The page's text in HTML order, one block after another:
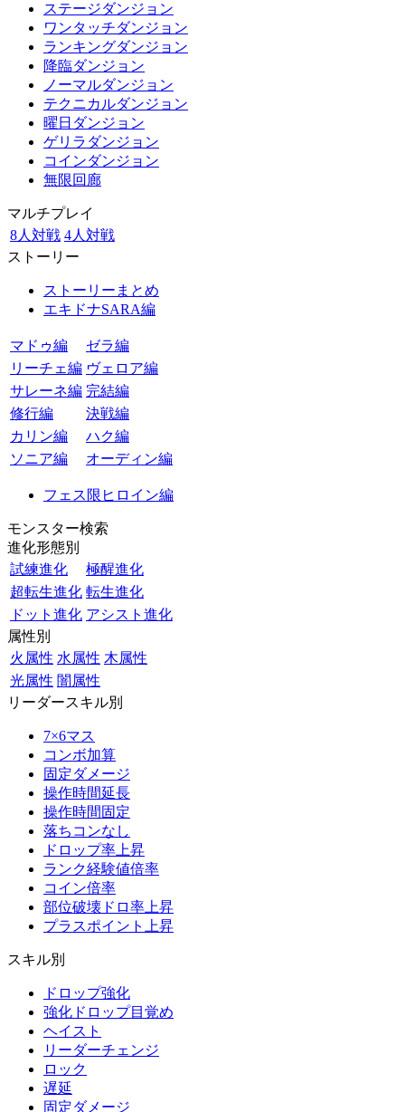
ステージダンジョン
ワンタッチダンジョン
ランキングダンジョン
降臨ダンジョン
ノーマルダンジョン
テクニカルダンジョン
曜日ダンジョン
ゲリラダンジョン
コインダンジョン
無限回廊
マルチプレイ
8人対戦 4人対戦
ストーリー
ストーリーまとめ
エキドナSARA編
マドゥ編
ゼラ編
リーチェ編 ヴェロア編
サレーネ編 完結編
修行編
決戦編
カリン編
ハク編
ソニア編
オーディン編
フェス限ヒロイン編
モンスター検索
進化形態別
試練進化
極醒進化
超転生進化 転生進化
ドット進化 アシスト進化
属性別
火属性 水属性 木属性
光属性 闇属性
リーダースキル別
7×6マス
コンボ加算
固定ダメージ
操作時間延長
操作時間固定
落ちコンなし
ドロップ率上昇
ランク経験値倍率
コイン倍率
部位破壊ドロ率上昇
プラスポイント上昇
スキル別
ドロップ強化
強化ドロップ目覚め
ヘイスト
リーダーチェンジ
ロック
遅延
固定ダメージ